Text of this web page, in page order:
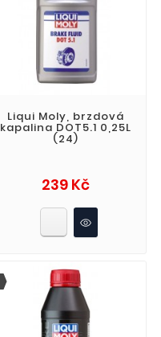
Liqui Moly, brzdová
kapalina DOT5.1 0,25L
(24)
239 KčCena